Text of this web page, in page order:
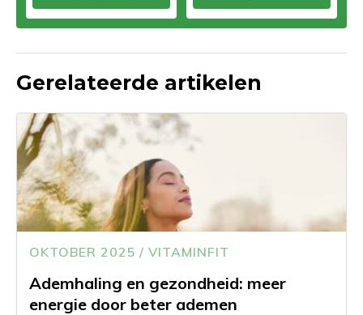
Gerelateerde artikelen
OKTOBER 2025 / VITAMINFIT
Ademhaling en gezondheid: meer
energie door beter ademen